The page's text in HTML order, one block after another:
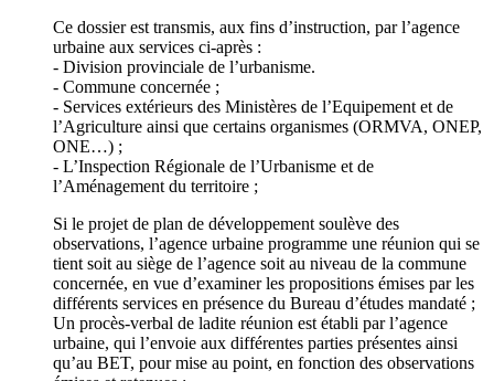
Ce dossier est transmis, aux fins d’instruction, par l’agence
urbaine aux services ci-après :
- Division provinciale de l’urbanisme.
- Commune concernée ;
- Services extérieurs des Ministères de l’Equipement et de
l’Agriculture ainsi que certains organismes (ORMVA, ONEP,
ONE…) ;
- L’Inspection Régionale de l’Urbanisme et de
l’Aménagement du territoire ;
Si le projet de plan de développement soulève des
observations, l’agence urbaine programme une réunion qui se
tient soit au siège de l’agence soit au niveau de la commune
concernée, en vue d’examiner les propositions émises par les
différents services en présence du Bureau d’études mandaté ;
Un procès-verbal de ladite réunion est établi par l’agence
urbaine, qui l’envoie aux différentes parties présentes ainsi
qu’au BET, pour mise au point, en fonction des observations